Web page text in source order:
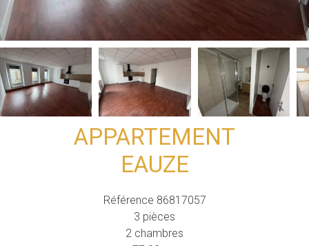
APPARTEMENT
EAUZE
Référence 86817057
3 pièces
2 chambres